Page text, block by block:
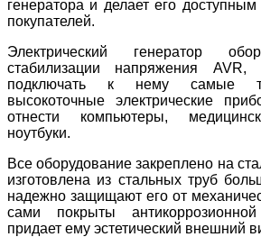
генератора и делает его
покупателей.
Электрический генератор
стабилизации напряжения AVR,
подключать к нему самые
высокоточные электрические
отнести компьютеры,
ноутбуки.
Все оборудование закреплено на
изготовлена из стальных труб
надежно защищают его от
сами покрыты
придает ему эстетический внешний